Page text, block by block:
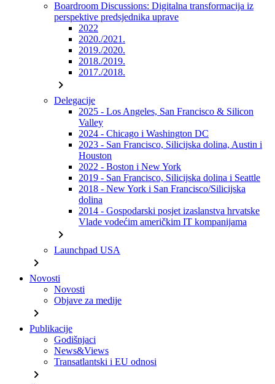
Boardroom Discussions: Digitalna transformacija iz
perspektive predsjednika uprave
2022
2020./2021.
2019./2020.
2018./2019.
2017./2018.
chevron_right
Delegacije
2025 - Los Angeles, San Francisco & Silicon
Valley
2024 - Chicago i Washington DC
2023 - San Francisco, Silicijska dolina, Austin i
Houston
2022 - Boston i New York
2019 - San Francisco, Silicijska dolina i Seattle
2018 - New York i San Francisco/Silicijska
dolina
2014 - Gospodarski posjet izaslanstva hrvatske
Vlade vodećim američkim IT kompanijama
chevron_right
Launchpad USA
chevron_right
Novosti
Novosti
Objave za medije
chevron_right
Publikacije
Godišnjaci
News&Views
Transatlantski i EU odnosi
chevron_right